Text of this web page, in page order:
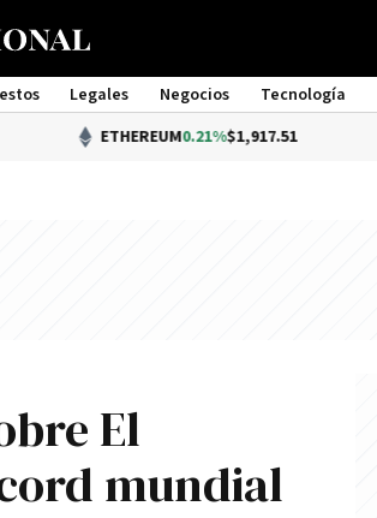
Legales Negocios Tecnología
0.21%$1,917.51
El
mundial